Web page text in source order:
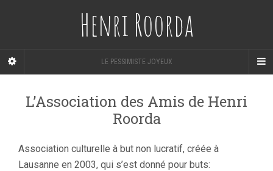
Henri Roorda
LE PESSIMISTE JOYEUX
L’Association des Amis de Henri
Roorda
Association culturelle à but non lucratif, créée à
Lausanne en 2003, qui s’est donné pour buts: